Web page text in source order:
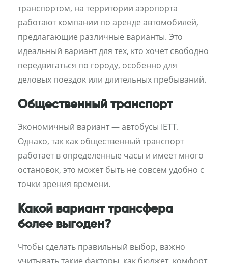
транспортом, на территории аэропорта
работают компании по аренде автомобилей,
предлагающие различные варианты. Это
идеальный вариант для тех, кто хочет свободно
передвигаться по городу, особенно для
деловых поездок или длительных пребываний.
Общественный транспорт
Экономичный вариант — автобусы IETT.
Однако, так как общественный транспорт
работает в определенные часы и имеет много
остановок, это может быть не совсем удобно с
точки зрения времени.
Какой вариант трансфера
более выгоден?
Чтобы сделать правильный выбор, важно